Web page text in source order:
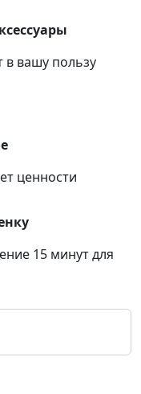
в вашу пользу
ценности
15 минут для